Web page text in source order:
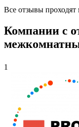
Все отзывы
Компании с
1